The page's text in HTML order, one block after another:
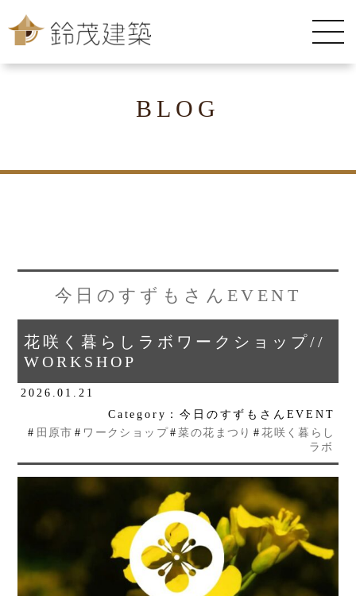
BLOG
今日のすずもさんEVENT
花咲く暮らしラボワークショップ//
WORKSHOP
2026.01.21
Category：今日のすずもさんEVENT
# 田原市 # ワークショップ # 菜の花まつり # 花咲く暮らし
ラボ